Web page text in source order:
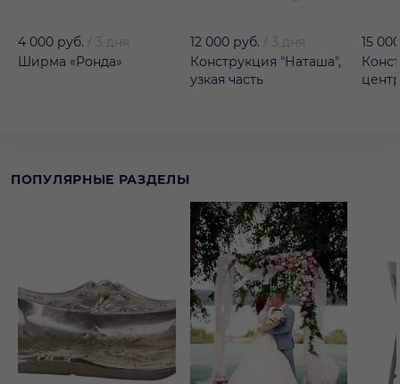
4 000 руб.
3 дня
Ширма «Ронда»
12 000 руб.
3 дня
Конструкция "Наташа",
узкая часть
15
ПОПУЛЯРНЫЕ РАЗДЕЛЫ